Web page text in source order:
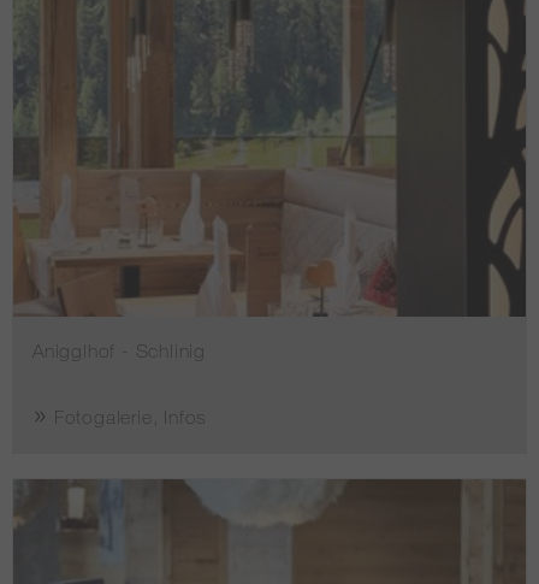
Anigglhof - Schlinig
Fotogalerie, Infos